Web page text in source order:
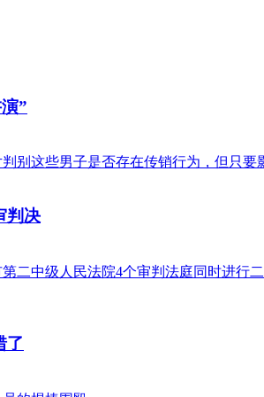
”
别这些男子是否存在传销行为，但只要
判决
二中级人民法院4个审判法庭同时进行
了